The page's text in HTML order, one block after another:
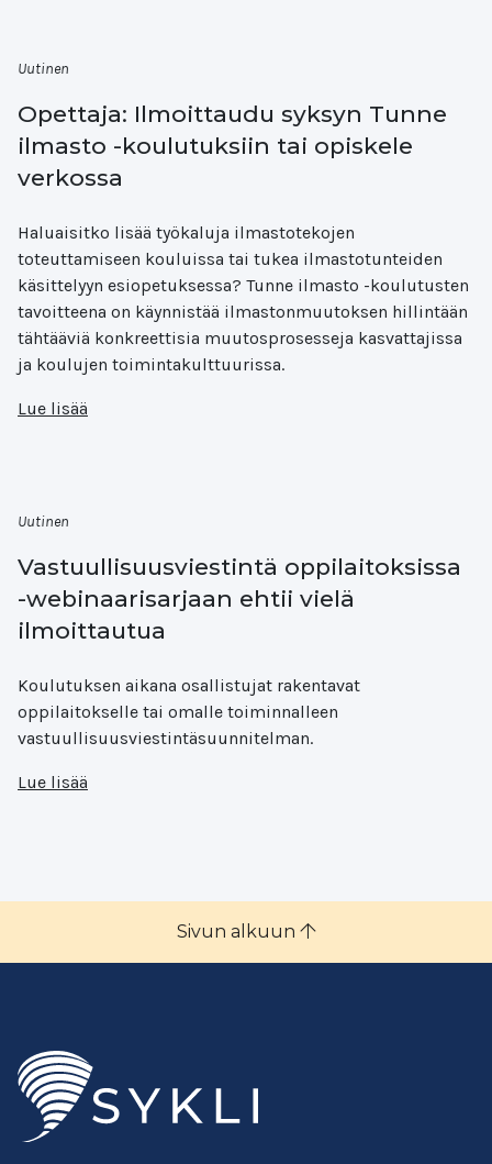
Uutinen
Opettaja: Ilmoittaudu syksyn Tunne
ilmasto -koulutuksiin tai opiskele
verkossa
Haluaisitko lisää työkaluja ilmastotekojen
toteuttamiseen kouluissa tai tukea ilmastotunteiden
käsittelyyn esiopetuksessa? Tunne ilmasto -koulutusten
tavoitteena on käynnistää ilmastonmuutoksen hillintään
tähtääviä konkreettisia muutosprosesseja kasvattajissa
ja koulujen toimintakulttuurissa.
Lue lisää
Uutinen
Vastuullisuusviestintä oppilaitoksissa
-webinaarisarjaan ehtii vielä
ilmoittautua
Koulutuksen aikana osallistujat rakentavat
oppilaitokselle tai omalle toiminnalleen
vastuullisuusviestintäsuunnitelman.
Lue lisää
Sivun alkuun